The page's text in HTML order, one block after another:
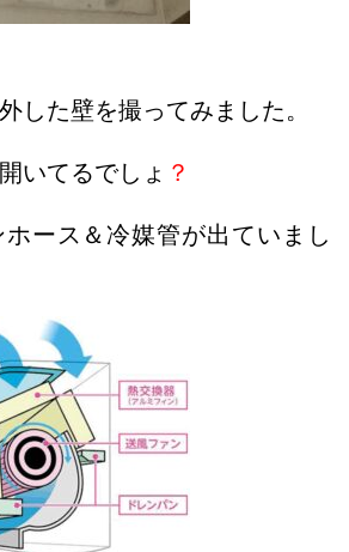
した壁を撮ってみました。
いてるでしょ ？
ース＆冷媒管が出ていまし